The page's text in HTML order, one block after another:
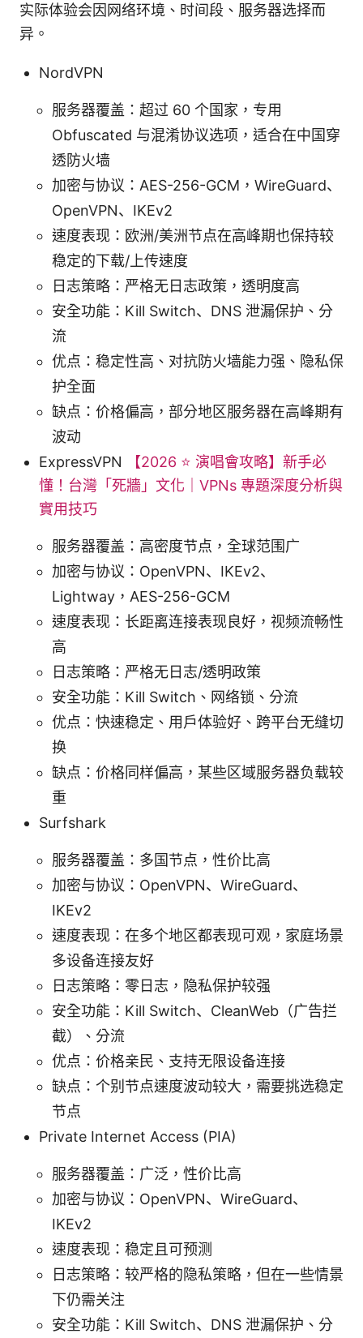
实际体验会因网络环境、时间段、服务器选择而
异。
NordVPN
服务器覆盖：超过 60 个国家，专用
Obfuscated 与混淆协议选项，适合在中国穿
透防火墙
加密与协议：AES-256-GCM，WireGuard、
OpenVPN、IKEv2
速度表现：欧洲/美洲节点在高峰期也保持较
稳定的下载/上传速度
日志策略：严格无日志政策，透明度高
安全功能：Kill Switch、DNS 泄漏保护、分
流
优点：稳定性高、对抗防火墙能力强、隐私保
护全面
缺点：价格偏高，部分地区服务器在高峰期有
波动
ExpressVPN
【2026 ⭐ 演唱會攻略】新手必
懂！台灣「死牆」文化｜VPNs 專題深度分析與
實用技巧
服务器覆盖：高密度节点，全球范围广
加密与协议：OpenVPN、IKEv2、
Lightway，AES-256-GCM
速度表现：长距离连接表现良好，视频流畅性
高
日志策略：严格无日志/透明政策
安全功能：Kill Switch、网络锁、分流
优点：快速稳定、用户体验好、跨平台无缝切
换
缺点：价格同样偏高，某些区域服务器负载较
重
Surfshark
服务器覆盖：多国节点，性价比高
加密与协议：OpenVPN、WireGuard、
IKEv2
速度表现：在多个地区都表现可观，家庭场景
多设备连接友好
日志策略：零日志，隐私保护较强
安全功能：Kill Switch、CleanWeb（广告拦
截）、分流
优点：价格亲民、支持无限设备连接
缺点：个别节点速度波动较大，需要挑选稳定
节点
Private Internet Access (PIA)
服务器覆盖：广泛，性价比高
加密与协议：OpenVPN、WireGuard、
IKEv2
速度表现：稳定且可预测
日志策略：较严格的隐私策略，但在一些情景
下仍需关注
安全功能：Kill Switch、DNS 泄漏保护、分